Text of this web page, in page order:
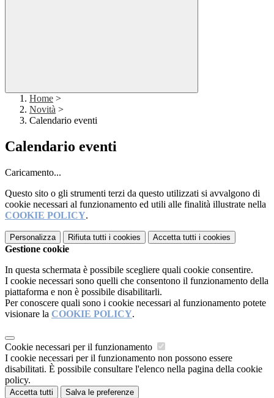
Home >
Novità >
Calendario eventi
Calendario eventi
Caricamento...
Questo sito o gli strumenti terzi da questo utilizzati si avvalgono di
cookie necessari al funzionamento ed utili alle finalità illustrate nella
COOKIE POLICY.
Personalizza Rifiuta tutti i cookies Accetta tutti i cookies
Gestione cookie
In questa schermata è possibile scegliere quali cookie consentire.
I cookie necessari sono quelli che consentono il funzionamento della
piattaforma e non è possibile disabilitarli.
Per conoscere quali sono i cookie necessari al funzionamento potete
visionare la COOKIE POLICY.
Cookie necessari per il funzionamento
I cookie necessari per il funzionamento non possono essere
disabilitati. È possibile consultare l'elenco nella pagina della cookie
policy.
Accetta tutti Salva le preferenze